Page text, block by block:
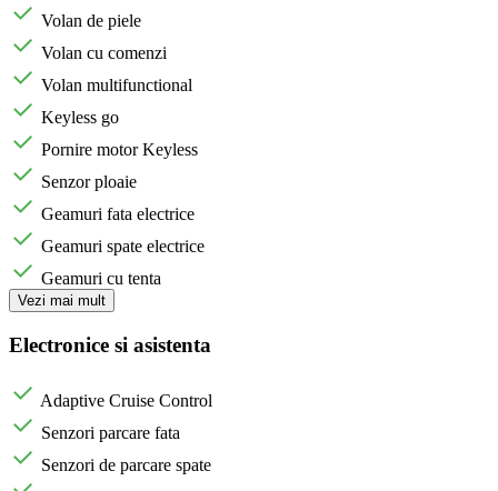
Volan de piele
Volan cu comenzi
Volan multifunctional
Keyless go
Pornire motor Keyless
Senzor ploaie
Geamuri fata electrice
Geamuri spate electrice
Geamuri cu tenta
Vezi mai mult
Electronice si asistenta
Adaptive Cruise Control
Senzori parcare fata
Senzori de parcare spate